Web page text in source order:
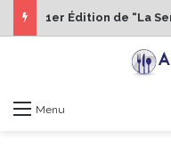
Menu